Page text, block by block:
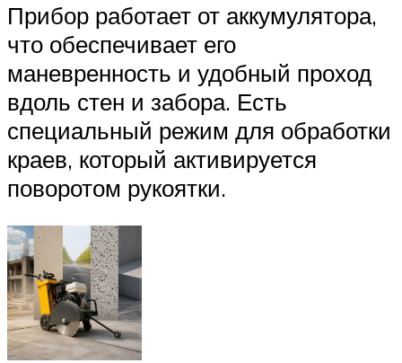
Прибор работает от аккумулятора,
что обеспечивает его
маневренность и удобный проход
вдоль стен и забора. Есть
специальный режим для обработки
краев, который активируется
поворотом рукоятки.